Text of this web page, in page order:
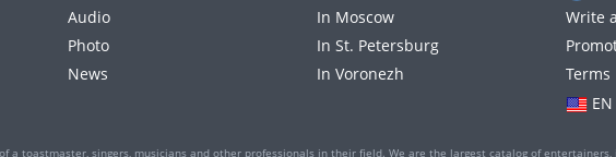
Audio
Photo
News
In Moscow
In St. Petersburg
In Voronezh
Write
Terms
EN
a toastmaster, singers, musicians and other professionals in their field. We are the largest catalog of entertainers,